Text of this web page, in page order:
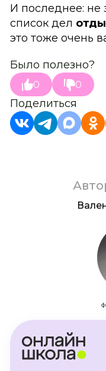
И последнее: не
список дел
это тоже очень
Было полезно?
0 0
Поделиться